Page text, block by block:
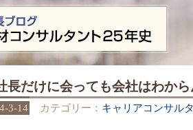
長だけに会っても会社はわか
3-14 カテゴリー： キャリアコンサル